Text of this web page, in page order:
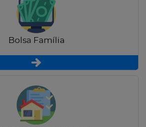
Bolsa Família